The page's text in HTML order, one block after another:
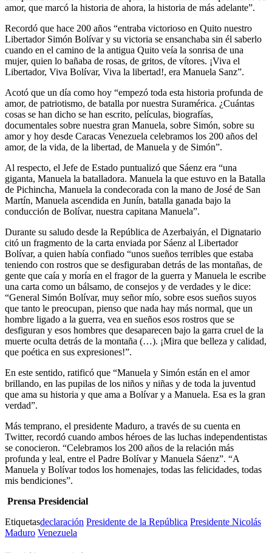
amor, que marcó la historia de ahora, la historia de más adelante”.
Recordó que hace 200 años “entraba victorioso en Quito nuestro
Libertador Simón Bolívar y su victoria se ensanchaba sin él saberlo
cuando en el camino de la antigua Quito veía la sonrisa de una
mujer, quien lo bañaba de rosas, de gritos, de vítores. ¡Viva el
Libertador, Viva Bolívar, Viva la libertad!, era Manuela Sanz”.
Acotó que un día como hoy “empezó toda esta historia profunda de
amor, de patriotismo, de batalla por nuestra Suramérica. ¿Cuántas
cosas se han dicho se han escrito, películas, biografías,
documentales sobre nuestra gran Manuela, sobre Simón, sobre su
amor y hoy desde Caracas Venezuela celebramos los 200 años del
amor, de la vida, de la libertad, de Manuela y de Simón”.
Al respecto, el Jefe de Estado puntualizó que Sáenz era “una
giganta, Manuela la batalladora. Manuela la que estuvo en la Batalla
de Pichincha, Manuela la condecorada con la mano de José de San
Martín, Manuela ascendida en Junín, batalla ganada bajo la
conducción de Bolívar, nuestra capitana Manuela”.
Durante su saludo desde la República de Azerbaiyán, el Dignatario
citó un fragmento de la carta enviada por Sáenz al Libertador
Bolívar, a quien había confiado “unos sueños terribles que estaba
teniendo con rostros que se desfiguraban detrás de las montañas, de
gente que caía y moría en el fragor de la guerra y Manuela le escribe
una carta como un bálsamo, de consejos y de verdades y le dice:
“General Simón Bolívar, muy señor mío, sobre esos sueños suyos
que tanto le preocupan, pienso que nada hay más normal, que un
hombre ligado a la guerra, vea en sueños esos rostros que se
desfiguran y esos hombres que desaparecen bajo la garra cruel de la
muerte oculta detrás de la montaña (…). ¡Mira que belleza y calidad,
que poética en sus expresiones!”.
En este sentido, ratificó que “Manuela y Simón están en el amor
brillando, en las pupilas de los niños y niñas y de toda la juventud
que ama su historia y que ama a Bolívar y a Manuela. Esa es la gran
verdad”.
Más temprano, el presidente Maduro, a través de su cuenta en
Twitter, recordó cuando ambos héroes de las luchas independentistas
se conocieron. “Celebramos los 200 años de la relación más
profunda y leal, entre el Padre Bolívar y Manuela Sáenz”. “A
Manuela y Bolívar todos los homenajes, todas las felicidades, todas
mis bendiciones”.
Prensa Presidencial
Etiquetasdeclaración Presidente de la República Presidente Nicolás
Maduro Venezuela